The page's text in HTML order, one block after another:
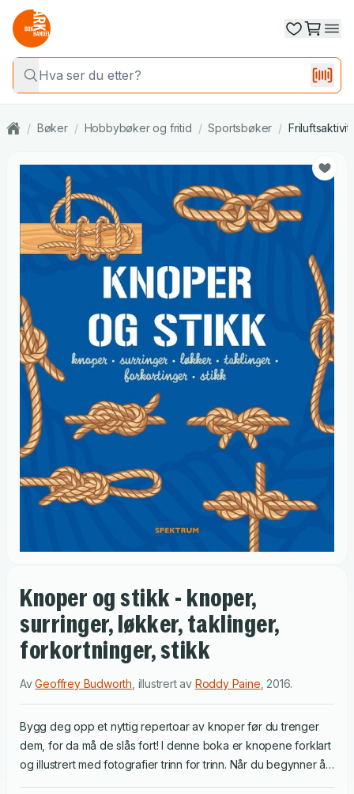
/ Bøker / Hobbybøker og fritid / Sportsbøker /
Knoper og stikk - knoper,
surringer, løkker, taklinger,
forkortninger, stikk
AvGeoffrey Budworth illustrert av Roddy Paine 2016.
Bygg deg opp et nyttig repertoar av knoper før du trenger
dem, for da må de slås fort! I denne boka er knopene forklart
og illustrert med fotografier trinn for trinn. Når du begynner å